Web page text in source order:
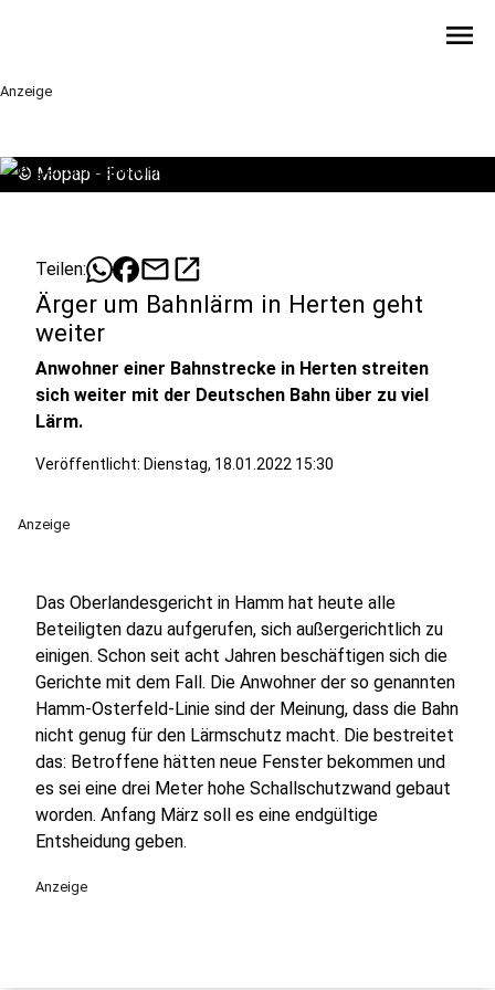
menu
Anzeige
© Mopap - Fotolia
Teilen: mailopen_in_new
Ärger um Bahnlärm in Herten geht
weiter
Anwohner einer Bahnstrecke in Herten streiten
sich weiter mit der Deutschen Bahn über zu viel
Lärm.
Veröffentlicht: Dienstag, 18.01.2022 15:30
Anzeige
Das Oberlandesgericht in Hamm hat heute alle
Beteiligten dazu aufgerufen, sich außergerichtlich zu
einigen. Schon seit acht Jahren beschäftigen sich die
Gerichte mit dem Fall. Die Anwohner der so genannten
Hamm-Osterfeld-Linie sind der Meinung, dass die Bahn
nicht genug für den Lärmschutz macht. Die bestreitet
das: Betroffene hätten neue Fenster bekommen und
es sei eine drei Meter hohe Schallschutzwand gebaut
worden. Anfang März soll es eine endgültige
Entsheidung geben.
Anzeige